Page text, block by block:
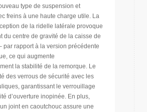
type de suspension et
freins à une haute charge utile. La
de la ridelle latérale provoque
du centre de gravité de la caisse de
par rapport à la version précédente
ce qui augmente
la stabilité de la remorque. Le
des verrous de sécurité avec les
garantissant le verrouillage
d’ouverture inopinée. En plus,
joint en caoutchouc assure une